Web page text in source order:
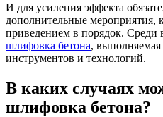
И для усиления эффекта
дополнительные мероприятия,
приведением в порядок. Среди
шлифовка бетона, выполняемая
инструментов и технологий.
В каких случаях
шлифовка бетона?